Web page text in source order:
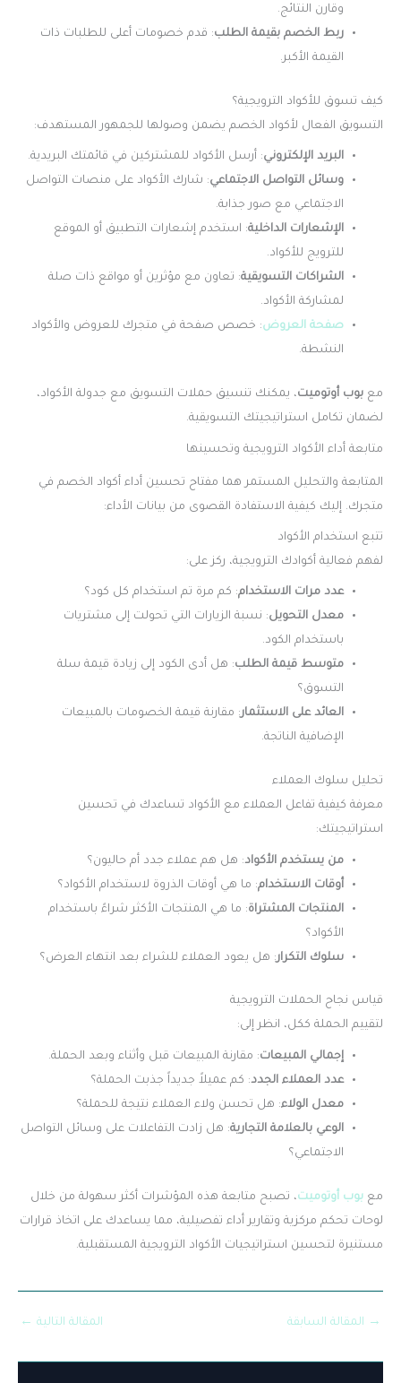
وقارن النتائج.
ربط الخصم بقيمة الطلب: قدم خصومات أعلى للطلبات ذات
القيمة الأكبر.
كيف تسوق للأكواد الترويجية؟
التسويق الفعال لأكواد الخصم يضمن وصولها للجمهور المستهدف:
البريد الإلكتروني: أرسل الأكواد للمشتركين في قائمتك البريدية.
وسائل التواصل الاجتماعي: شارك الأكواد على منصات التواصل
الاجتماعي مع صور جذابة.
الإشعارات الداخلية: استخدم إشعارات التطبيق أو الموقع
للترويج للأكواد.
الشراكات التسويقية: تعاون مع مؤثرين أو مواقع ذات صلة
لمشاركة الأكواد.
صفحة العروض: خصص صفحة في متجرك للعروض والأكواد
النشطة.
مع بوب أوتوميت، يمكنك تنسيق حملات التسويق مع جدولة الأكواد،
لضمان تكامل استراتيجيتك التسويقية.
متابعة أداء الأكواد الترويجية وتحسينها
المتابعة والتحليل المستمر هما مفتاح تحسين أداء أكواد الخصم في
متجرك. إليك كيفية الاستفادة القصوى من بيانات الأداء:
تتبع استخدام الأكواد
لفهم فعالية أكوادك الترويجية، ركز على:
عدد مرات الاستخدام: كم مرة تم استخدام كل كود؟
معدل التحويل: نسبة الزيارات التي تحولت إلى مشتريات
باستخدام الكود.
متوسط قيمة الطلب: هل أدى الكود إلى زيادة قيمة سلة
التسوق؟
العائد على الاستثمار: مقارنة قيمة الخصومات بالمبيعات
الإضافية الناتجة.
تحليل سلوك العملاء
معرفة كيفية تفاعل العملاء مع الأكواد تساعدك في تحسين
استراتيجيتك:
من يستخدم الأكواد: هل هم عملاء جدد أم حاليون؟
أوقات الاستخدام: ما هي أوقات الذروة لاستخدام الأكواد؟
المنتجات المشتراة: ما هي المنتجات الأكثر شراءً باستخدام
الأكواد؟
سلوك التكرار: هل يعود العملاء للشراء بعد انتهاء العرض؟
قياس نجاح الحملات الترويجية
لتقييم الحملة ككل، انظر إلى:
إجمالي المبيعات: مقارنة المبيعات قبل وأثناء وبعد الحملة.
عدد العملاء الجدد: كم عميلاً جديداً جذبت الحملة؟
معدل الولاء: هل تحسن ولاء العملاء نتيجة للحملة؟
الوعي بالعلامة التجارية: هل زادت التفاعلات على وسائل التواصل
الاجتماعي؟
مع بوب أوتوميت، تصبح متابعة هذه المؤشرات أكثر سهولة من خلال
لوحات تحكم مركزية وتقارير أداء تفصيلية، مما يساعدك على اتخاذ قرارات
مستنيرة لتحسين استراتيجيات الأكواد الترويجية المستقبلية.
→ المقالة السابقة المقالة التالية ←